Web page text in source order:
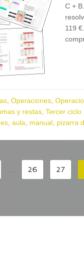
C +
119
, Operaciones,
y restas, Tercer ciclo
, aula, manual, pizarra
… 26 27